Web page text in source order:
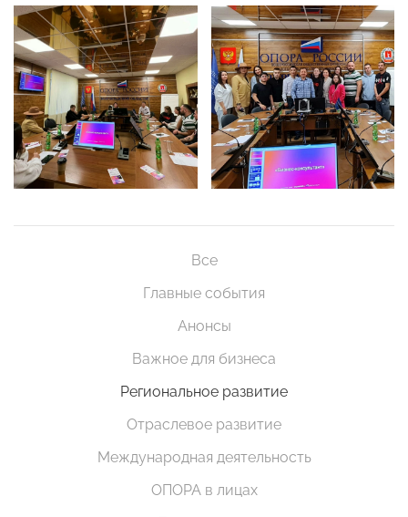
Все
Главные события
Анонсы
Важное для бизнеса
Региональное развитие
Отраслевое развитие
Международная деятельность
ОПОРА в лицах